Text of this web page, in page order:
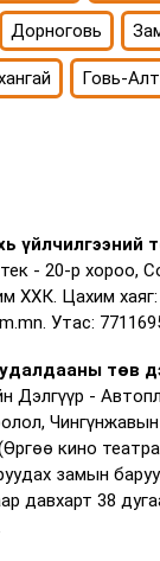
Дорноговь
Говь-
үйлчилгээний
- 20-р хороо,
ХХК. Цахим хаяг:
Утас:
төв
Дэлгүүр -
кино
замын
давхарт 38